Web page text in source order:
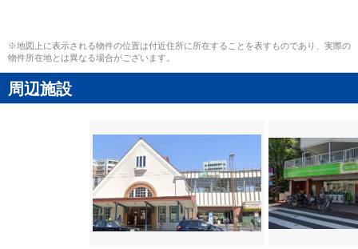
※地図上に表示される物件の位置は付近住所に所在することを表すものであり、実際の
物件所在地とは異なる場合がございます。
周辺施設